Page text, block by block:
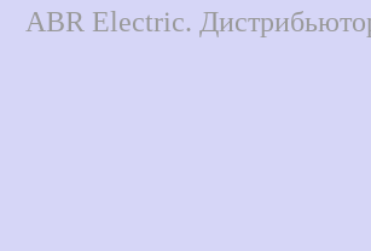
ABR Electric.